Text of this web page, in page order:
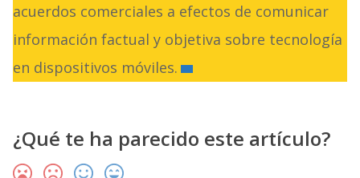
acuerdos comerciales a efectos de comunicar
información factual y objetiva sobre tecnología
en dispositivos móviles.
¿Qué te ha parecido este artículo?